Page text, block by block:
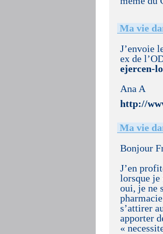
Ma vie
J’envoie
ex de
ejercen-
Ana A
http://
Ma vie
Bonjour
J’en
lorsque je
oui, je ne
s’attirer
apporter
«